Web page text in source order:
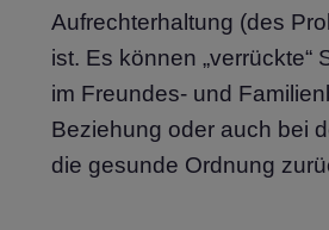
Aufrechterhaltung (des
ist. Es können „verrückte“
im Freundes- und
Beziehung oder auch bei
die gesunde Ordnung